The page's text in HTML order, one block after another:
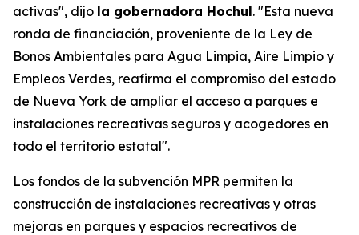
activas", dijo la gobernadora Hochul. "Esta nueva
ronda de financiación, proveniente de la Ley de
Bonos Ambientales para Agua Limpia, Aire Limpio y
Empleos Verdes, reafirma el compromiso del estado
de Nueva York de ampliar el acceso a parques e
instalaciones recreativas seguros y acogedores en
todo el territorio estatal".
Los fondos de la subvención MPR permiten la
construcción de instalaciones recreativas y otras
mejoras en parques y espacios recreativos de